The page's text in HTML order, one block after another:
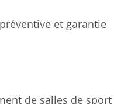
et garantie
de salles de sport